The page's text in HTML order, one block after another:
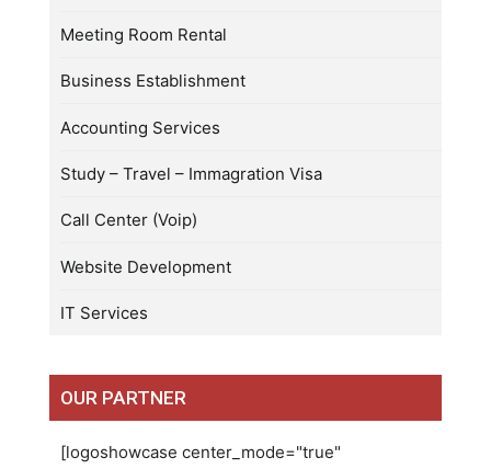
Meeting Room Rental
Business Establishment
Accounting Services
Study – Travel – Immagration Visa
Call Center (Voip)
Website Development
IT Services
OUR PARTNER
[logoshowcase center_mode="true"